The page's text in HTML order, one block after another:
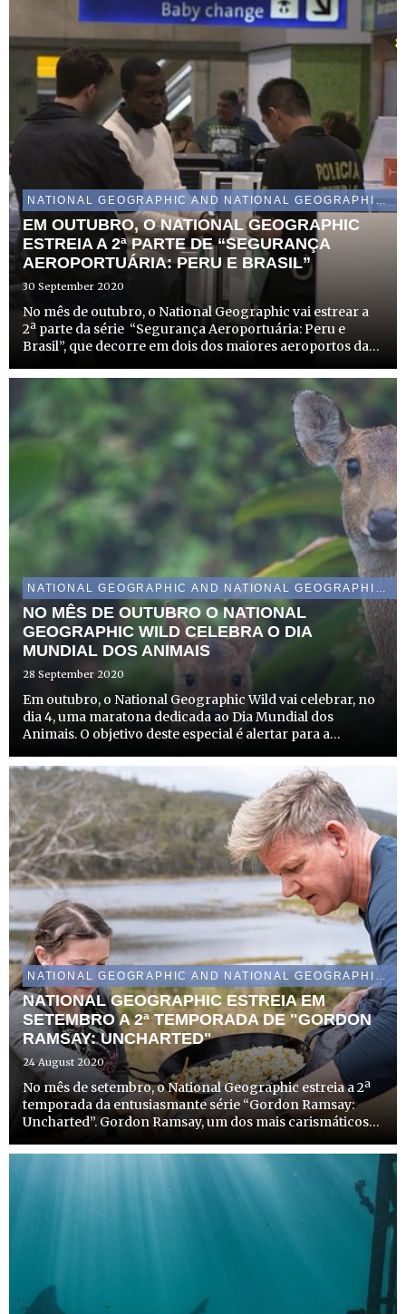
NATIONAL GEOGRAPHIC AND NATIONAL GEOGRAPHIC WILD
EM OUTUBRO, O NATIONAL GEOGRAPHIC
ESTREIA A 2ª PARTE DE “SEGURANÇA
AEROPORTUÁRIA: PERU E BRASIL”
30 September 2020
No mês de outubro, o National Geographic vai estrear a
2ª parte da série “Segurança Aeroportuária: Peru e
Brasil”, que decorre em dois dos maiores aeroportos da
em Lima, no Peru, e também no aeroporto São Paulo-
Guar...
NO MÊS DE OUTUBRO O NATIONAL
GEOGRAPHIC WILD CELEBRA O DIA
MUNDIAL DOS ANIMAIS
28 September 2020
Em outubro, o National Geographic Wild vai celebrar, no
dia 4, uma maratona dedicada ao Dia Mundial dos
Animais. O objetivo deste especial é alertar para a
as suas condições de vida e bem-estar em todo o mundo.
A ce...
NATIONAL GEOGRAPHIC ESTREIA EM
SETEMBRO A 2ª TEMPORADA DE "GORDON
RAMSAY: UNCHARTED"
24 August 2020
No mês de setembro, o National Geographic estreia a 2ª
temporada da entusiasmante série “Gordon Ramsay:
Uncharted”. Gordon Ramsay, um dos mais carismáticos
restaurantes pelo mundo, sendo que oito deles foram